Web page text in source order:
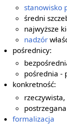
stanowisko
średni
najwyższe
nadzór
pośrednicy:
pośrednia -
konkretność:
rzeczywista,
postrzegana
formalizacja